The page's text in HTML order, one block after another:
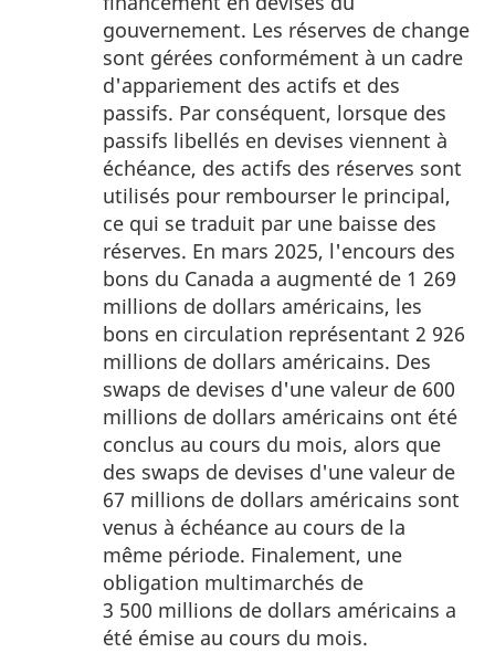
gouvernement. Les réserves de change
sont gérées conformément à un cadre
d'appariement des actifs et des
passifs. Par conséquent, lorsque des
passifs libellés en devises viennent à
échéance, des actifs des réserves sont
utilisés pour rembourser le principal,
ce qui se traduit par une baisse des
réserves. En mars 2025, l'encours des
bons du Canada a augmenté de 1 269
millions de dollars américains, les
bons en circulation représentant 2 926
millions de dollars américains. Des
swaps de devises d'une valeur de 600
millions de dollars américains ont été
conclus au cours du mois, alors que
des swaps de devises d'une valeur de
67 millions de dollars américains sont
venus à échéance au cours de la
même période. Finalement, une
obligation multimarchés de
3 500 millions de dollars américains a
été émise au cours du mois.